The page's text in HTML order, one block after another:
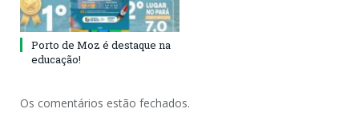
Porto de Moz é destaque na
educação!
Os comentários estão fechados.